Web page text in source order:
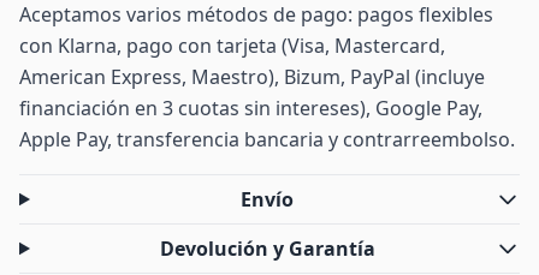
Aceptamos varios métodos de pago: pagos flexibles
con Klarna, pago con tarjeta (Visa, Mastercard,
American Express, Maestro), Bizum, PayPal (incluye
financiación en 3 cuotas sin intereses), Google Pay,
Apple Pay, transferencia bancaria y contrarreembolso.
Envío
Devolución y Garantía